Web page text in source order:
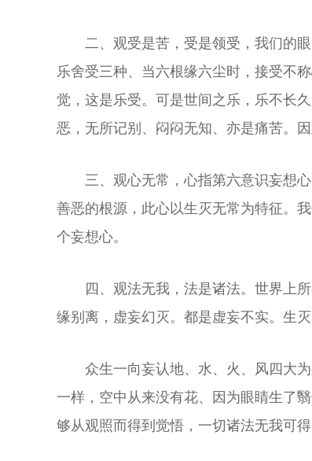
二、观受是苦，受是领受，我们的
乐舍受三种、当六根缘六尘时，接受不
觉，这是乐受。可是世间之乐，乐不长
恶，无所记别、闷闷无知、亦是痛苦。
三、观心无常，心指第六意识妄想
善恶的根源，此心以生灭无常为特征。
个妄想心。
四、观法无我，法是诸法。世界上
缘别离，虚妄幻灭。都是虚妄不实。生
众生一向妄认地、水、火、风四大
一样，空中从来没有花、因为眼睛生了
够从观照而得到觉悟，一切诸法无我可得